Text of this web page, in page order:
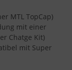
MTL TopCap)
mit einer
Chatge Kit)
mit Super